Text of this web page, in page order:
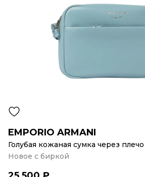
EMPORIO ARMANI
Голубая кожаная сумка через плечо
Новое с биркой